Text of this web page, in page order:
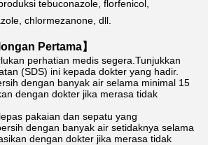
tebuconazole, florfenicol,
chlormezanone, dll.
Pertama】
perhatian medis segera.Tunjukkan
(SDS) ini kepada dokter yang hadir.
dengan banyak air selama minimal 15
dengan dokter jika merasa tidak
pakaian dan sepatu yang
dengan banyak air setidaknya selama
dengan dokter jika merasa tidak